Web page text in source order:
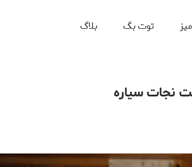
توت بگ بلاگ
نجات سیاره